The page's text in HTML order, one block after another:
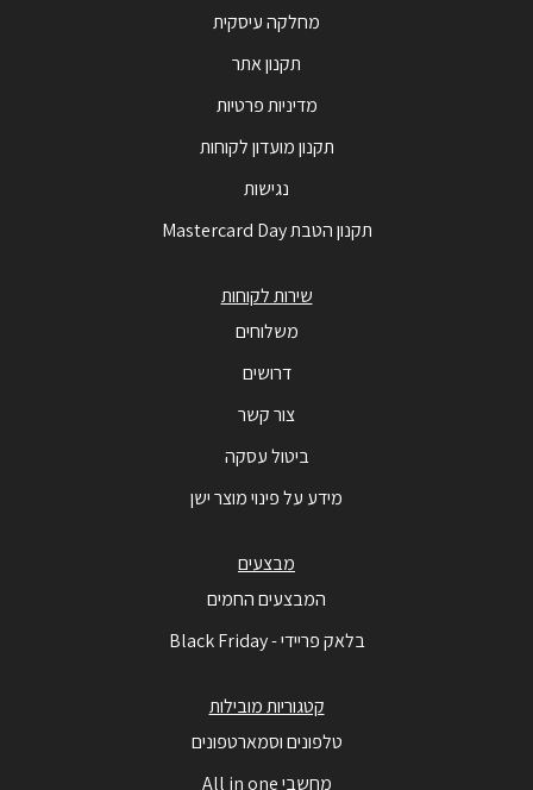
מחלקה עיסקית
תקנון אתר
מדיניות פרטיות
תקנון מועדון לקוחות
נגישות
תקנון הטבת Mastercard Day
שירות לקוחות
משלוחים
דרושים
צור קשר
ביטול עסקה
מידע על פינוי מוצר ישן
מבצעים
המבצעים החמים
בלאק פריידי - Black Friday
קטגוריות מובילות
טלפונים וסמארטפונים
מחשבי All in one